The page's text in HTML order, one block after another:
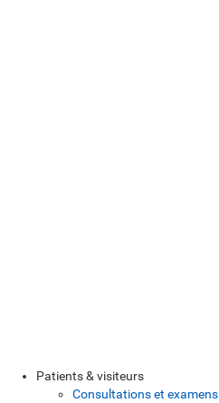
Patients & visiteurs
Consultations et examens